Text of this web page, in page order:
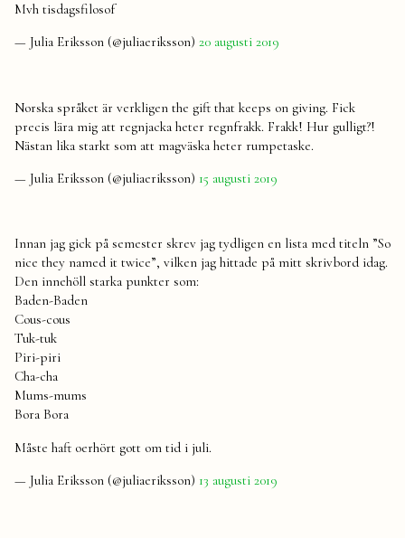
Mvh tisdagsfilosof
— Julia Eriksson (@juliaeriksson) 20 augusti 2019
Norska språket är verkligen the gift that keeps on giving. Fick
precis lära mig att regnjacka heter regnfrakk. Frakk! Hur gulligt?!
Nästan lika starkt som att magväska heter rumpetaske.
— Julia Eriksson (@juliaeriksson) 15 augusti 2019
Innan jag gick på semester skrev jag tydligen en lista med titeln ”So
nice they named it twice”, vilken jag hittade på mitt skrivbord idag.
Den innehöll starka punkter som:
Baden-Baden
Cous-cous
Tuk-tuk
Piri-piri
Cha-cha
Mums-mums
Bora Bora
Måste haft oerhört gott om tid i juli.
— Julia Eriksson (@juliaeriksson) 13 augusti 2019